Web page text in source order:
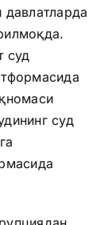
суд
суд